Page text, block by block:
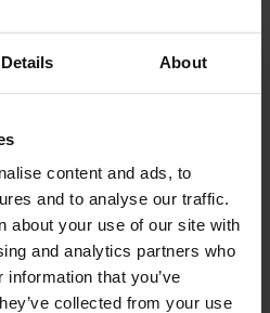
Details About
content and ads, to
and to analyse our traffic.
about your use of our site with
and analytics partners who
that you’ve
collected from your use
2020 beställningen från Ruukki
av DLS Bålsta
vid Stockholms norra del.
av stålstomme samt
000 m², en längd på 580 m,
Byggnaden kommer höra till
logistikcentren som betjänar
och e-handel.